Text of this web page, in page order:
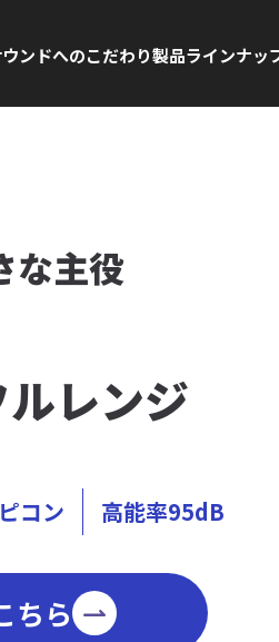
ンドへのこだわり製品ラインナッ
な主役
レンジ
コン 高能率95dB
ちら